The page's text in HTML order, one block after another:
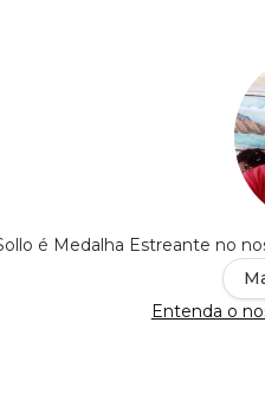
é Medalha Estreante no
Entenda o